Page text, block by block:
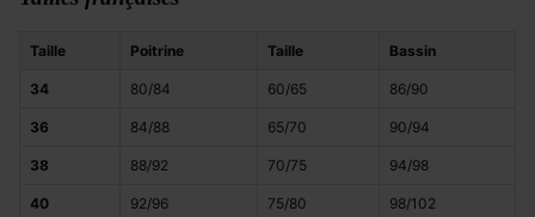
Taille Poitrine Taille Bassin
34 80/84 60/65 86/90
36 84/88 65/70 90/94
38 88/92 70/75 94/98
40 92/96 75/80 98/102